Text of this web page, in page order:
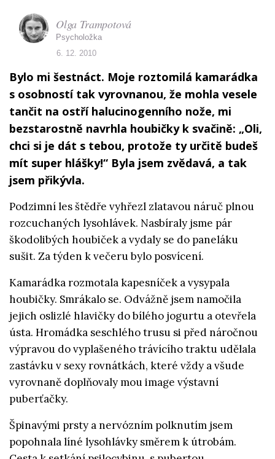
Bylo mi šestnáct. Moje roztomilá kamarádka
s osobností tak vyrovnanou, že mohla vesele
tančit na ostří halucinogenního nože, mi
bezstarostně navrhla houbičky k svačině: „Oli,
chci si je dát s tebou, protože ty určitě budeš
mít super hlášky!“ Byla jsem zvědavá, a tak
jsem přikývla.
Podzimní les štědře vyhřezl zlatavou náruč plnou
rozcuchaných lysohlávek. Nasbíraly jsme pár
škodolibých houbiček a vydaly se do paneláku
sušit. Za týden k večeru bylo posvícení.
Kamarádka rozmotala kapesníček a vysypala
houbičky. Smrákalo se. Odvážně jsem namočila
jejich oslizlé hlavičky do bílého jogurtu a otevřela
ústa. Hromádka seschlého trusu si před náročnou
výpravou do vyplašeného trávícího traktu udělala
zastávku v sexy rovnátkách, které vždy a všude
vyrovnaně doplňovaly mou image výstavní
puberťačky.
Špinavými prsty a nervózním polknutím jsem
popohnala líné lysohlávky směrem k útrobám.
Olga Trampotová
Psycholožka
6. 12. 2010